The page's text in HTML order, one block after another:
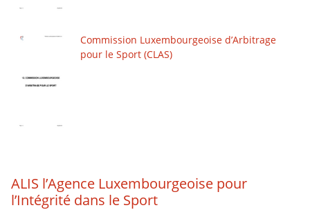
Commission Luxembourgeoise d’Arbitrage
pour le Sport (CLAS)
ALIS l’Agence Luxembourgeoise pour
l’Intégrité dans le Sport